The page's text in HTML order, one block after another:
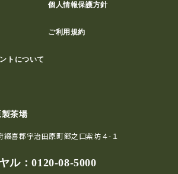
個人情報保護方針
ご利用規約
トについて
茶場
喜郡宇治田原町郷之口紫坊４-１
ル：0120-08-5000